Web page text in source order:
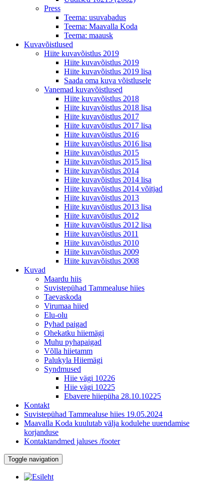
Press
Teema: usuvabadus
Teema: Maavalla Koda
Teema: maausk
Kuvavõistlused
Hiite kuvavõistlus 2019
Hiite kuvavõistlus 2019
Hiite kuvavõistlus 2019 lisa
Saada oma kuva võistlusele
Vanemad kuvavõistlused
Hiite kuvavõistlus 2018
Hiite kuvavõistlus 2018 lisa
Hiite kuvavõistlus 2017
Hiite kuvavõistlus 2017 lisa
Hiite kuvavõistlus 2016
Hiite kuvavõistlus 2016 lisa
Hiite kuvavõistlus 2015
Hiite kuvavõistlus 2015 lisa
Hiite kuvavõistlus 2014
Hiite kuvavõistlus 2014 lisa
Hiite kuvavõistlus 2014 võitjad
Hiite kuvavõistlus 2013
Hiite kuvavõistlus 2013 lisa
Hiite kuvavõistlus 2012
Hiite kuvavõistlus 2012 lisa
Hiite kuvavõistlus 2011
Hiite kuvavõistlus 2010
Hiite kuvavõistlus 2009
Hiite kuvavõistlus 2008
Kuvad
Maardu hiis
Suvistepühad Tammealuse hiies
Taevaskoda
Virumaa hiied
Elu-olu
Pyhad paigad
Ohekatku hiiemägi
Muhu pyhapaigad
Võlla hiietamm
Palukyla Hiiemägi
Syndmused
Hiie vägi 10226
Hiie vägi 10225
Ebavere hiiepüha 28.10.10225
Kontakt
Suvistepühad Tammealuse hiies 19.05.2024
Maavalla Koda kuulutab välja kodulehe uuendamise
korjanduse
Kontaktandmed jaluses /footer
Toggle navigation